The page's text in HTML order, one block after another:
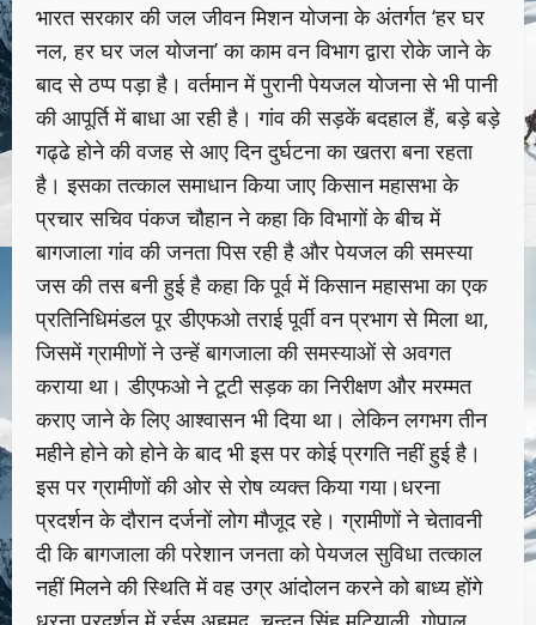
भारत सरकार की जल जीवन मिशन योजना के अंतर्गत ‘हर घर
नल, हर घर जल योजना’ का काम वन विभाग द्वारा रोके जाने के
बाद से ठप्प पड़ा है। वर्तमान में पुरानी पेयजल योजना से भी पानी
की आपूर्ति में बाधा आ रही है। गांव की सड़कें बदहाल हैं, बड़े बड़े
गढ्ढे होने की वजह से आए दिन दुर्घटना का खतरा बना रहता
है। इसका तत्काल समाधान किया जाए किसान महासभा के
प्रचार सचिव पंकज चौहान ने कहा कि विभागों के बीच में
बागजाला गांव की जनता पिस रही है और पेयजल की समस्या
जस की तस बनी हुई है कहा कि पूर्व में किसान महासभा का एक
प्रतिनिधिमंडल पूर डीएफओ तराई पूर्वी वन प्रभाग से मिला था,
जिसमें ग्रामीणों ने उन्हें बागजाला की समस्याओं से अवगत
कराया था। डीएफओ ने टूटी सड़क का निरीक्षण और मरम्मत
कराए जाने के लिए आश्वासन भी दिया था। लेकिन लगभग तीन
महीने होने को होने के बाद भी इस पर कोई प्रगति नहीं हुई है।
इस पर ग्रामीणों की ओर से रोष व्यक्त किया गया।धरना
प्रदर्शन के दौरान दर्जनों लोग मौजूद रहे। ग्रामीणों ने चेतावनी
दी कि बागजाला की परेशान जनता को पेयजल सुविधा तत्काल
नहीं मिलने की स्थिति में वह उग्र आंदोलन करने को बाध्य होंगे